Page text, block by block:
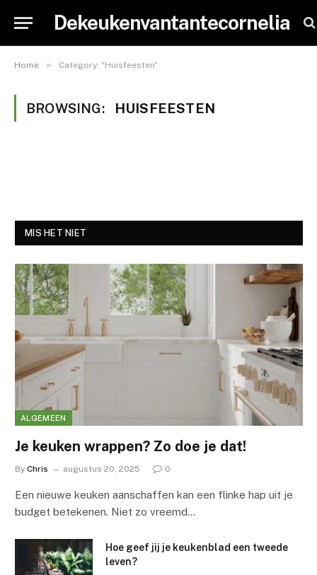
Dekeukenvantantecornelia
Home » Category: "Huisfeesten"
BROWSING: HUISFEESTEN
MIS HET NIET
ALGEMEEN
Je keuken wrappen? Zo doe je dat!
By Chris augustus 20, 2025 0
Een nieuwe keuken aanschaffen kan een flinke hap uit je
budget betekenen. Niet zo vreemd…
Hoe geef jij je keukenblad een tweede
leven?